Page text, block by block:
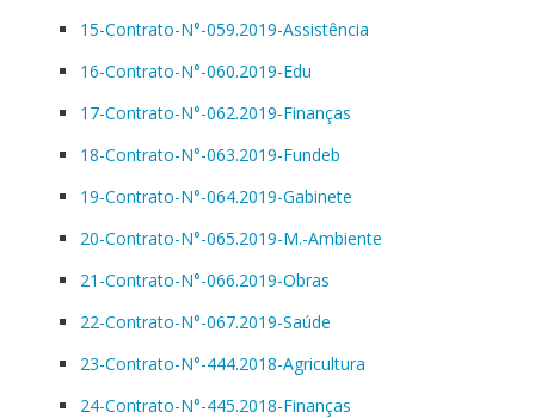
15-Contrato-N°-059.2019-Assistência
16-Contrato-N°-060.2019-Edu
17-Contrato-N°-062.2019-Finanças
18-Contrato-N°-063.2019-Fundeb
19-Contrato-N°-064.2019-Gabinete
20-Contrato-N°-065.2019-M.-Ambiente
21-Contrato-N°-066.2019-Obras
22-Contrato-N°-067.2019-Saúde
23-Contrato-N°-444.2018-Agricultura
24-Contrato-N°-445.2018-Finanças